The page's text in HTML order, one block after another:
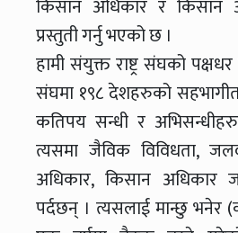
किसान अधिकार र किसान
प्रस्तुती गर्नु भएको छ ।
हामी संयुक्त राष्ट्र संघको पक्षधर
संघमा १९८ देशहरुको
कतिपय सन्धी र
त्यसमा जैविक विविधता,
अधिकार, किसान अधिकार
पर्दछन् । त्यसलाई मान्छु